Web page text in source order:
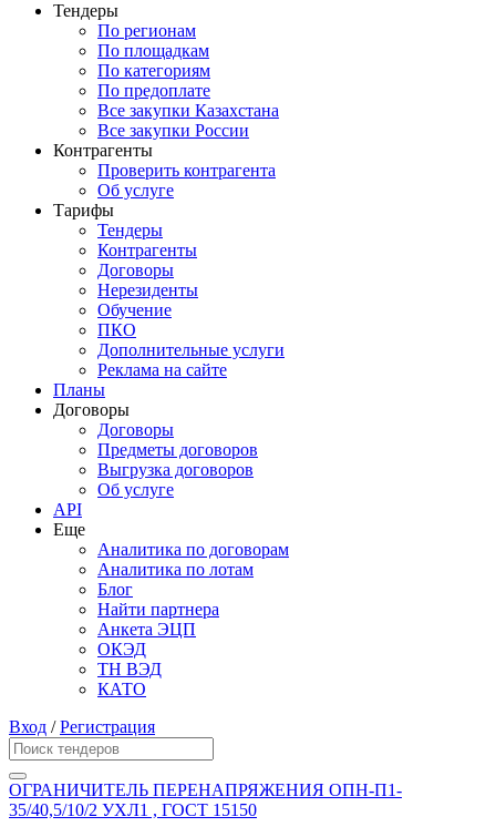
Тендеры
По регионам
По площадкам
По категориям
По предоплате
Все закупки Казахстана
Все закупки России
Контрагенты
Проверить контрагента
Об услуге
Тарифы
Тендеры
Контрагенты
Договоры
Нерезиденты
Обучение
ПКО
Дополнительные услуги
Реклама на сайте
Планы
Договоры
Договоры
Предметы договоров
Выгрузка договоров
Об услуге
API
Еще
Аналитика по договорам
Аналитика по лотам
Блог
Найти партнера
Анкета ЭЦП
ОКЭД
ТН ВЭД
КАТО
Вход /Регистрация
ОГРАНИЧИТЕЛЬ ПЕРЕНАПРЯЖЕНИЯ ОПН-П1-
35/40,5/10/2 УХЛ1 , ГОСТ 15150